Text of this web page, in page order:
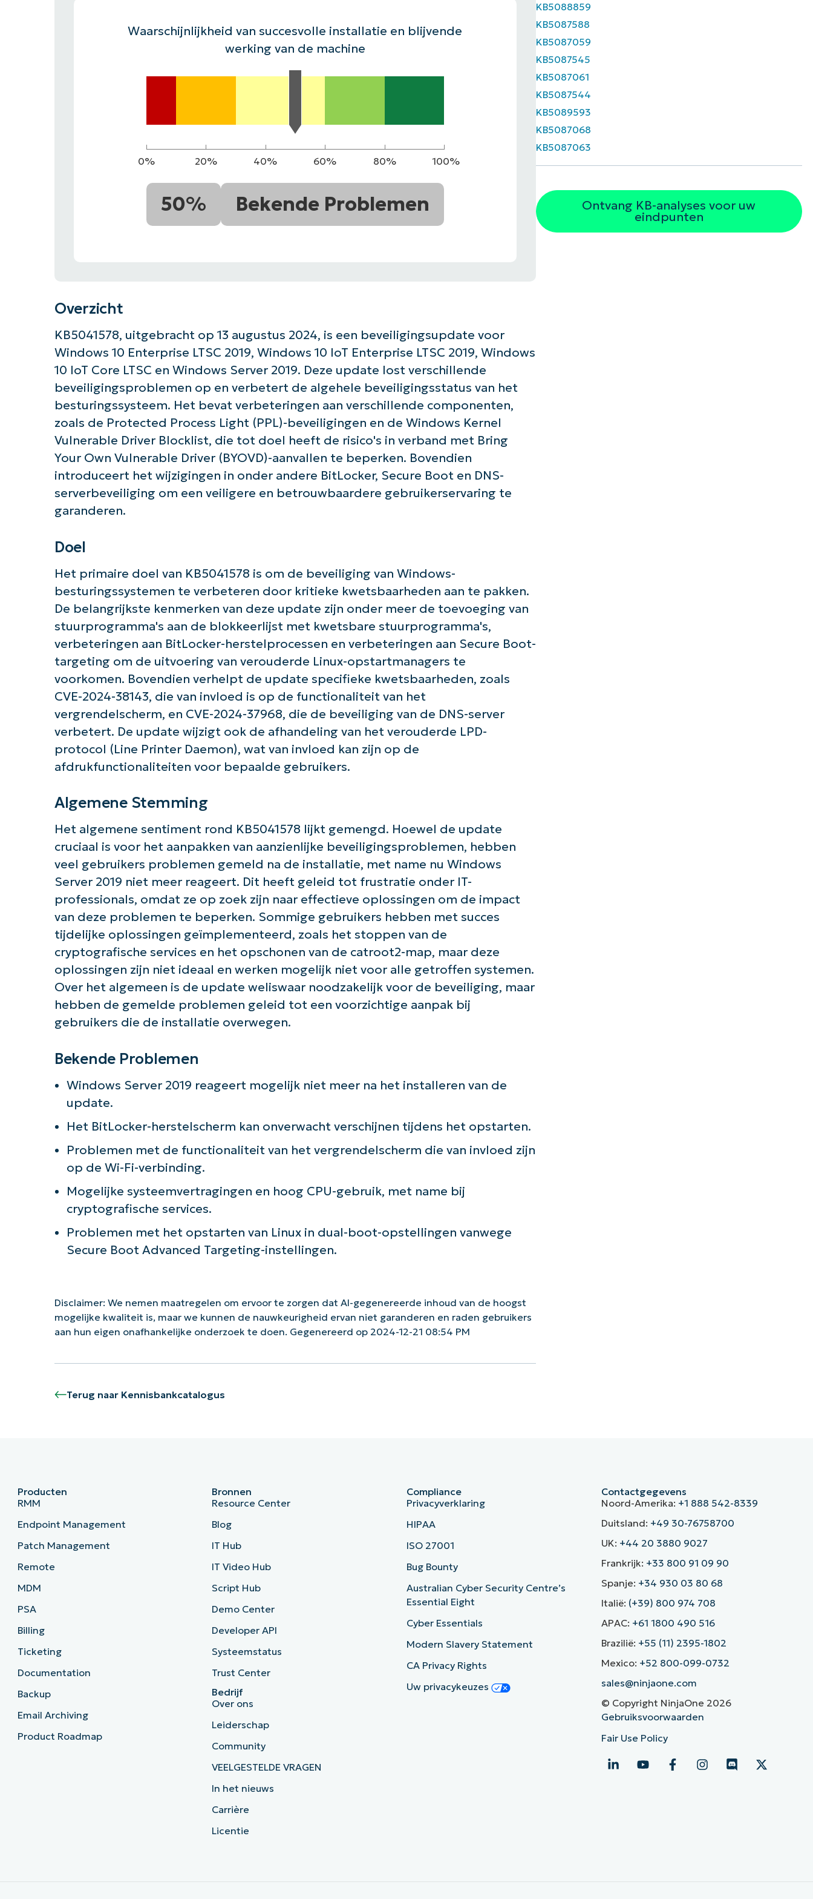
CONTACTEER SALES DEMO BEKIJKEN PRODUCT ROADMAP PLATFORM
CONTACTEER SALES
Waarschijnlijkheid van succesvolle installatie en blijvende
werking van de machine
0% 20% 40% 60% 80% 100%
50% Bekende Problemen
Overzicht
KB5041578, uitgebracht op 13 augustus 2024, is een beveiligingsupdate voor
Windows 10 Enterprise LTSC 2019, Windows 10 IoT Enterprise LTSC 2019, Windows
10 IoT Core LTSC en Windows Server 2019. Deze update lost verschillende
beveiligingsproblemen op en verbetert de algehele beveiligingsstatus van het
besturingssysteem. Het bevat verbeteringen aan verschillende componenten,
zoals de Protected Process Light (PPL)-beveiligingen en de Windows Kernel
Vulnerable Driver Blocklist, die tot doel heeft de risico's in verband met Bring
Your Own Vulnerable Driver (BYOVD)-aanvallen te beperken. Bovendien
introduceert het wijzigingen in onder andere BitLocker, Secure Boot en DNS-
serverbeveiliging om een veiligere en betrouwbaardere gebruikerservaring te
garanderen.
Doel
Het primaire doel van KB5041578 is om de beveiliging van Windows-
besturingssystemen te verbeteren door kritieke kwetsbaarheden aan te pakken.
De belangrijkste kenmerken van deze update zijn onder meer de toevoeging van
stuurprogramma's aan de blokkeerlijst met kwetsbare stuurprogramma's,
verbeteringen aan BitLocker-herstelprocessen en verbeteringen aan Secure Boot-
targeting om de uitvoering van verouderde Linux-opstartmanagers te
voorkomen. Bovendien verhelpt de update specifieke kwetsbaarheden, zoals
CVE-2024-38143, die van invloed is op de functionaliteit van het
vergrendelscherm, en CVE-2024-37968, die de beveiliging van de DNS-server
verbetert. De update wijzigt ook de afhandeling van het verouderde LPD-
protocol (Line Printer Daemon), wat van invloed kan zijn op de
afdrukfunctionaliteiten voor bepaalde gebruikers.
Algemene Stemming
Het algemene sentiment rond KB5041578 lijkt gemengd. Hoewel de update
cruciaal is voor het aanpakken van aanzienlijke beveiligingsproblemen, hebben
veel gebruikers problemen gemeld na de installatie, met name nu Windows
Server 2019 niet meer reageert. Dit heeft geleid tot frustratie onder IT-
professionals, omdat ze op zoek zijn naar effectieve oplossingen om de impact
van deze problemen te beperken. Sommige gebruikers hebben met succes
tijdelijke oplossingen geïmplementeerd, zoals het stoppen van de
cryptografische services en het opschonen van de catroot2-map, maar deze
oplossingen zijn niet ideaal en werken mogelijk niet voor alle getroffen systemen.
Over het algemeen is de update weliswaar noodzakelijk voor de beveiliging, maar
hebben de gemelde problemen geleid tot een voorzichtige aanpak bij
gebruikers die de installatie overwegen.
Bekende Problemen
Windows Server 2019 reageert mogelijk niet meer na het installeren van de
update.
Het BitLocker-herstelscherm kan onverwacht verschijnen tijdens het opstarten.
Problemen met de functionaliteit van het vergrendelscherm die van invloed zijn
op de Wi-Fi-verbinding.
Mogelijke systeemvertragingen en hoog CPU-gebruik, met name bij
cryptografische services.
Problemen met het opstarten van Linux in dual-boot-opstellingen vanwege
Secure Boot Advanced Targeting-instellingen.
Disclaimer: We nemen maatregelen om ervoor te zorgen dat AI-gegenereerde inhoud van de hoogst
mogelijke kwaliteit is, maar we kunnen de nauwkeurigheid ervan niet garanderen en raden gebruikers
aan hun eigen onafhankelijke onderzoek te doen. Gegenereerd op 2024-12-21 08:54 PM
Terug naar Kennisbankcatalogus
KB5088859
KB5087588
KB5087059
KB5087545
KB5087061
KB5087544
KB5089593
KB5087068
KB5087063
Ontvang KB-analyses voor uw
eindpunten
Aan de slag met NinjaOne AI-gestuurde KB-analyses!
First
and
last
number*
Land
name*
Producten
RMM
Endpoint Management
Patch Management
Remote
MDM
PSA
Billing
Ticketing
Documentation
Backup
Email Archiving
Product Roadmap
Bronnen
Resource Center
Blog
IT Hub
IT Video Hub
Script Hub
Demo Center
Developer API
Systeemstatus
Trust Center
Bedrijf
Over ons
Leiderschap
Community
VEELGESTELDE VRAGEN
In het nieuws
Carrière
Licentie
Compliance
Privacyverklaring
HIPAA
ISO 27001
Bug Bounty
Australian Cyber Security Centre’s
Essential Eight
Cyber Essentials
Modern Slavery Statement
CA Privacy Rights
Uw privacykeuzes
Contactgegevens
Noord-Amerika: +1 888 542-8339
Duitsland: +49 30-76758700
UK: +44 20 3880 9027
Frankrijk: +33 800 91 09 90
Spanje: +34 930 03 80 68
Italië: (+39) 800 974 708
APAC: +61 1800 490 516
Brazilië: +55 (11) 2395-1802
Mexico: +52 800-099-0732
sales@ninjaone.com
© Copyright NinjaOne 2026
Gebruiksvoorwaarden
Fair Use Policy